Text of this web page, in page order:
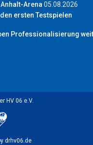
Arena05.08.2026
ersten Testspielen
Professionalisierung
HV 06 e.V.
drhv06.de